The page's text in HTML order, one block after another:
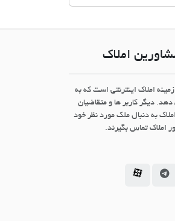
املاک
املاک اینترنتی است که به
دیگر کاربر ها و متقاضیان
به دنبال ملک مورد نظر خود
املاک تماس بگیرند.
در توئیتر
جاما در لینکداین
سامانه جاما در تلگرام
سامانه جاما در آپارات